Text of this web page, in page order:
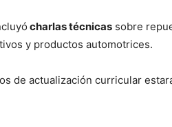
charlas técnicas sobre
y productos automotrices.
de actualización curricular